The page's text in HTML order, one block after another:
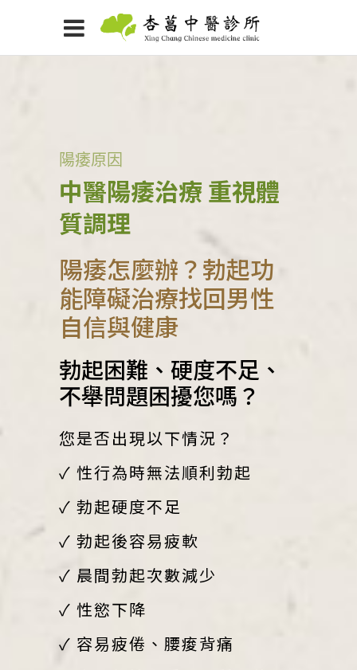
陽痿原因
中醫陽痿治療 重視體
質調理
陽痿怎麼辦？勃起功
能障礙治療找回男性
自信與健康
勃起困難、硬度不足、
不舉問題困擾您嗎？
您是否出現以下情況？
✓ 性行為時無法順利勃起
✓ 勃起硬度不足
✓ 勃起後容易疲軟
✓ 晨間勃起次數減少
✓ 性慾下降
✓ 容易疲倦、腰痠背痛